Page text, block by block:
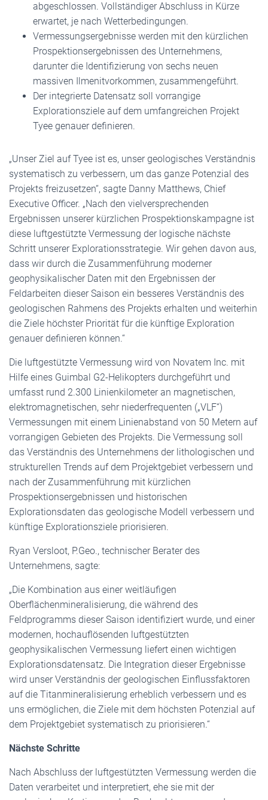
abgeschlossen. Vollständiger Abschluss in Kürze
erwartet, je nach Wetterbedingungen.
Vermessungsergebnisse werden mit den kürzlichen
Prospektionsergebnissen des Unternehmens,
darunter die Identifizierung von sechs neuen
massiven Ilmenitvorkommen, zusammengeführt.
Der integrierte Datensatz soll vorrangige
Explorationsziele auf dem umfangreichen Projekt
Tyee genauer definieren.
„Unser Ziel auf Tyee ist es, unser geologisches Verständnis
systematisch zu verbessern, um das ganze Potenzial des
Projekts freizusetzen“, sagte Danny Matthews, Chief
Executive Officer. „Nach den vielversprechenden
Ergebnissen unserer kürzlichen Prospektionskampagne ist
diese luftgestützte Vermessung der logische nächste
Schritt unserer Explorationsstrategie. Wir gehen davon aus,
dass wir durch die Zusammenführung moderner
geophysikalischer Daten mit den Ergebnissen der
Feldarbeiten dieser Saison ein besseres Verständnis des
geologischen Rahmens des Projekts erhalten und weiterhin
die Ziele höchster Priorität für die künftige Exploration
genauer definieren können.“
Die luftgestützte Vermessung wird von Novatem Inc. mit
Hilfe eines Guimbal G2-Helikopters durchgeführt und
umfasst rund 2.300 Linienkilometer an magnetischen,
elektromagnetischen, sehr niederfrequenten („VLF“)
Vermessungen mit einem Linienabstand von 50 Metern auf
vorrangigen Gebieten des Projekts. Die Vermessung soll
das Verständnis des Unternehmens der lithologischen und
strukturellen Trends auf dem Projektgebiet verbessern und
nach der Zusammenführung mit kürzlichen
Prospektionsergebnissen und historischen
Explorationsdaten das geologische Modell verbessern und
künftige Explorationsziele priorisieren.
Ryan Versloot, P.Geo., technischer Berater des
Unternehmens, sagte:
„Die Kombination aus einer weitläufigen
Oberflächenmineralisierung, die während des
Feldprogramms dieser Saison identifiziert wurde, und einer
modernen, hochauflösenden luftgestützten
geophysikalischen Vermessung liefert einen wichtigen
Explorationsdatensatz. Die Integration dieser Ergebnisse
wird unser Verständnis der geologischen Einflussfaktoren
auf die Titanmineralisierung erheblich verbessern und es
uns ermöglichen, die Ziele mit dem höchsten Potenzial auf
dem Projektgebiet systematisch zu priorisieren.“
Nächste Schritte
Nach Abschluss der luftgestützten Vermessung werden die
Daten verarbeitet und interpretiert, ehe sie mit der